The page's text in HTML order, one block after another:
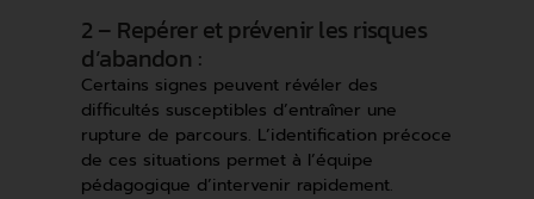
2 – Repérer et prévenir les risques
d’abandon :
Certains signes peuvent révéler des
difficultés susceptibles d’entraîner une
rupture de parcours. L’identification précoce
de ces situations permet à l’équipe
pédagogique d’intervenir rapidement.